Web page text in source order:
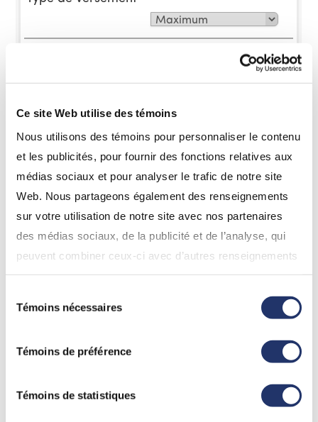
Ce site Web utilise des témoins
Nous utilisons des témoins pour personnaliser le contenu
et les publicités, pour fournir des fonctions relatives aux
médias sociaux et pour analyser le trafic de notre site
Web. Nous partageons également des renseignements
sur votre utilisation de notre site avec nos partenaires
des médias sociaux, de la publicité et de l’analyse, qui
peuvent combiner ceux-ci avec d’autres renseignements
que vous leur avez fournis ou qu’ils ont collectés lors de
votre utilisation de leurs services. En continuant d’utiliser
notre site Web, vous consentez à l’utilisation de nos
référez à la section « Modalités de tous les sites Web
».
Témoins nécessaires
Témoins de préférence
Témoins de statistiques